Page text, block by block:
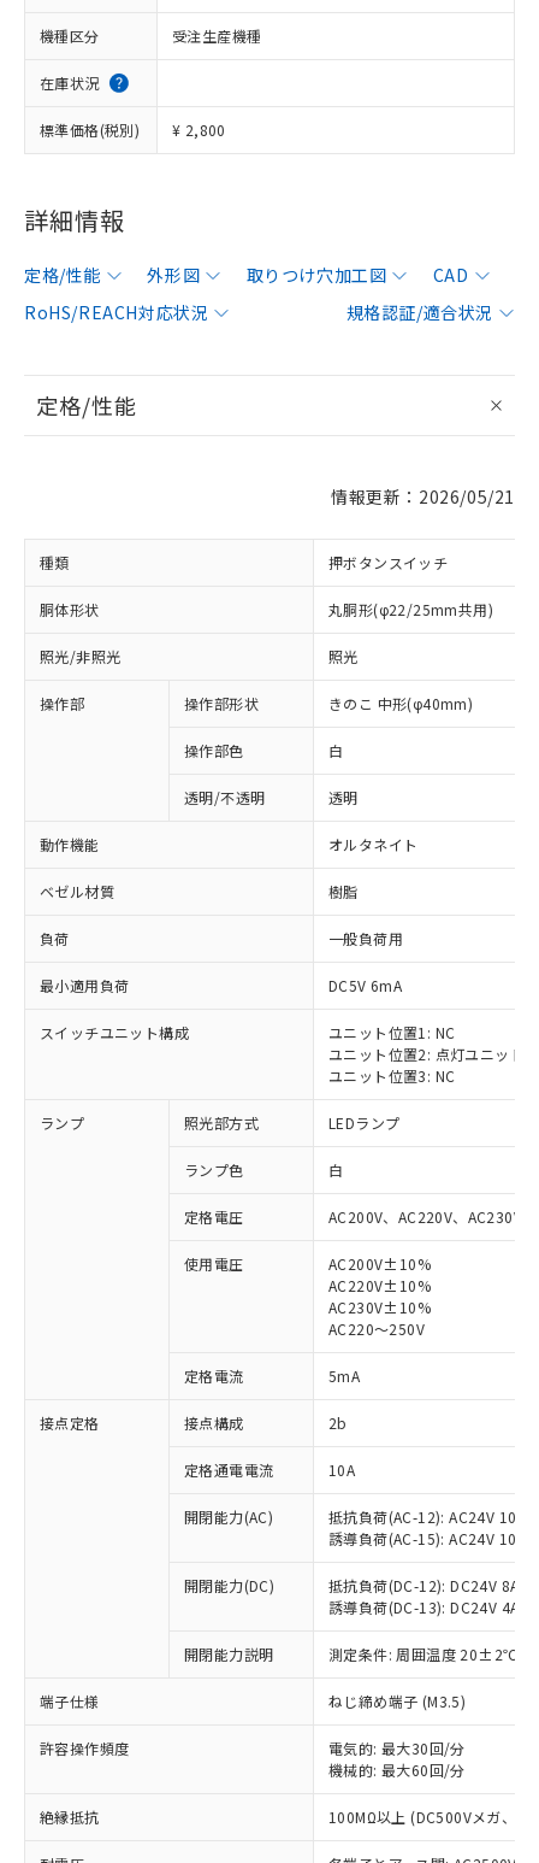
機種区分 受注生産機種
在庫状況
標準価格(税別) ¥ 2,800
詳細情報
定格/性能 外形図 取りつけ穴加工図
CAD
RoHS/REACH対応状況
規格認証/適合状況
定格/性能
情報更新：2026/05/21
種類 押ボタンスイッチ
胴体形状 丸胴形(φ22/25mm共用)
照光/非照光 照光
操作部 操作部形状 きのこ 中形(φ40mm)
操作部色 白
透明/不透明 透明
動作機能 オルタネイト
ベゼル材質 樹脂
負荷 一般負荷用
最小適用負荷 DC5V 6mA
スイッチユニット構成
ユニット位置1: NC
ユニット位置2: 点灯ユニット
ユニット位置3: NC
ランプ 照光部方式 LEDランプ
ランプ色 白
定格電圧 AC200V、AC220V、AC230V
使用電圧
AC200V±10%
AC220V±10%
AC230V±10%
AC220～250V
定格電流 5mA
接点定格 接点構成 2b
定格通電電流 10A
開閉能力(AC)
抵抗負荷(AC-12): AC24V 10A/
誘導負荷(AC-15): AC24V
開閉能力(DC)
抵抗負荷(DC-12): DC24V 8A/
誘導負荷(DC-13): DC24V 4A/
開閉能力説明 測定条件: 周囲温度 20±2℃、
端子仕様 ねじ締め端子 (M3.5)
許容操作頻度
電気的: 最大30回/分
機械的: 最大60回/分
絶縁抵抗 100MΩ以上 (DC500Vメガ、点
以下の条件をお読みいただき、同意のうえ
本サービスは、当社制御機器事業取扱
商品の当社在庫状況および標準価格
(税抜)を提供させていただくもので
本サービスの対象外となる商品もある
ことをご了承ください。
在庫状況および標準価格照会結果は、
記載している更新日時点での社内デー
タに基づき作成されるものであり、閲
覧された時点での実際の在庫および標
対応済み：EU RoHS指令（10物質）の
非含有に対応した製品が提供可能な商品で
対応予定：EU RoHS指令（10物質）の非含
有に対応した製品に切り替える予定のある
対応予定なし：EU RoHS指令（10物質）の
非含有に非対応の商品で、対応品を出す予
調査・確認中：EU RoHS指令（10物質）の
非含有の対応状況を調査中または確認中の
非該当品：ライセンス料など無形物で、有
害物質有無と関係のない商品です。
仕入先様の事情により、非含有部品として
いたものが、含有品と判明した場合などや
むを得ず変更することがあります。
鉛(Pb) 1000ppm以下、 水銀(Hg) 1000ppm以下、 カド
六価クロム(Cr(Ⅵ)) 1000ppm以下、ポリ臭化ビフェニル
※1 中国RoHS○×表
「○」：最大均質材料含有率が中国RoHSの
基準値以下であることを示します。
「×」：最大均質材料含有率が中国RoHSの
基準値を超えていることを示します。
「－」：未確認です。当社販売部門へお問
*中国RoHS10物質の基準値 (GB/T26572)：
Pb(鉛) :1000ppm、 Hg(水銀) : 1000ppm、 Cd(カドミウ
当社は、これら貴社製品のうち、外国
為替および外国貿易法に定める商品
（以下｢規制貨物等」という）を輸出
または国外への提供する場合は、日本
国政府の輸出許可(または役務取引許
可)を取得するなどの必要な手続きを